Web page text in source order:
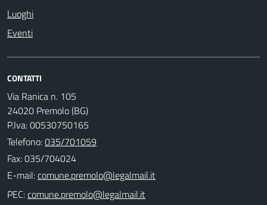
Luoghi
Eventi
CONTATTI
Via Ranica n. 105
24020 Premolo (BG)
P.Iva: 00530750165
Telefono:035/701059
Fax: 035/704024
E-mail:
PEC: